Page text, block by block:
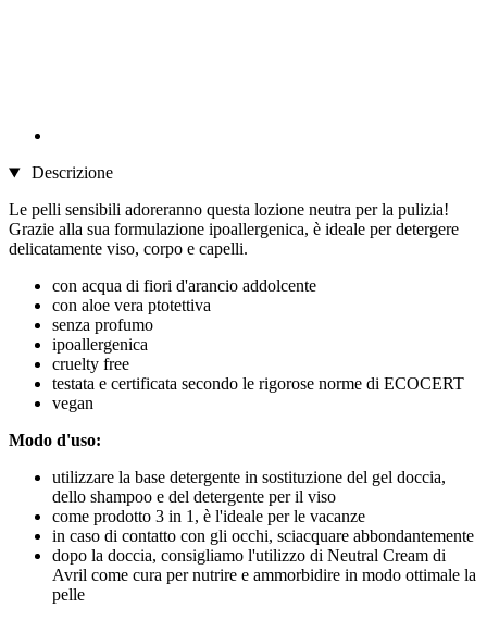
Descrizione
Le pelli sensibili adoreranno questa lozione neutra per la pulizia!
Grazie alla sua formulazione ipoallergenica, è ideale per detergere
delicatamente viso, corpo e capelli.
con acqua di fiori d'arancio addolcente
con aloe vera ptotettiva
senza profumo
ipoallergenica
cruelty free
testata e certificata secondo le rigorose norme di ECOCERT
vegan
Modo d'uso:
utilizzare la base detergente in sostituzione del gel doccia,
dello shampoo e del detergente per il viso
come prodotto 3 in 1, è l'ideale per le vacanze
in caso di contatto con gli occhi, sciacquare abbondantemente
dopo la doccia, consigliamo l'utilizzo di Neutral Cream di
Avril come cura per nutrire e ammorbidire in modo ottimale la
pelle